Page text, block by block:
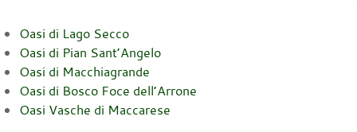
Oasi di Lago Secco
Oasi di Pian Sant’Angelo
Oasi di Macchiagrande
Oasi di Bosco Foce dell’Arrone
Oasi Vasche di Maccarese